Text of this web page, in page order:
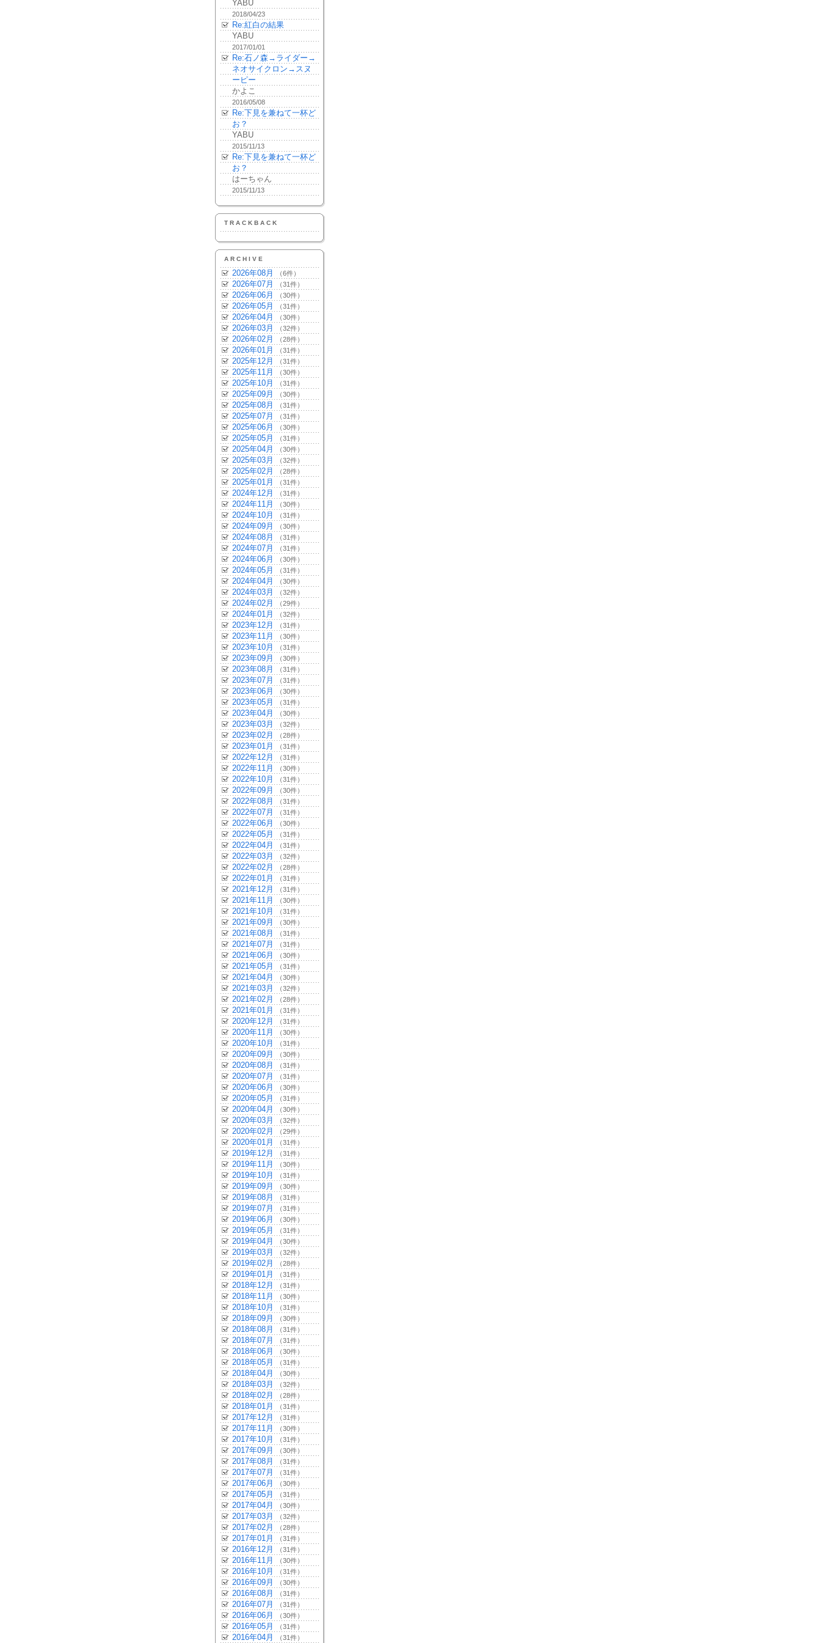
YABU
2018/04/23
Re:紅白の結果
YABU
2017/01/01
Re:石ノ森→ライダー→
ネオサイクロン→スヌ
ーピー
かよこ
2016/05/08
Re:下見を兼ねて一杯ど
お？
YABU
2015/11/13
Re:下見を兼ねて一杯ど
お？
はーちゃん
2015/11/13
TRACKBACK
ARCHIVE
2026年08月 （6件）
2026年07月 （31件）
2026年06月 （30件）
2026年05月 （31件）
2026年04月 （30件）
2026年03月 （32件）
2026年02月 （28件）
2026年01月 （31件）
2025年12月 （31件）
2025年11月 （30件）
2025年10月 （31件）
2025年09月 （30件）
2025年08月 （31件）
2025年07月 （31件）
2025年06月 （30件）
2025年05月 （31件）
2025年04月 （30件）
2025年03月 （32件）
2025年02月 （28件）
2025年01月 （31件）
2024年12月 （31件）
2024年11月 （30件）
2024年10月 （31件）
2024年09月 （30件）
2024年08月 （31件）
2024年07月 （31件）
2024年06月 （30件）
2024年05月 （31件）
2024年04月 （30件）
2024年03月 （32件）
2024年02月 （29件）
2024年01月 （32件）
2023年12月 （31件）
2023年11月 （30件）
2023年10月 （31件）
2023年09月 （30件）
2023年08月 （31件）
2023年07月 （31件）
2023年06月 （30件）
2023年05月 （31件）
2023年04月 （30件）
2023年03月 （32件）
2023年02月 （28件）
2023年01月 （31件）
2022年12月 （31件）
2022年11月 （30件）
2022年10月 （31件）
2022年09月 （30件）
2022年08月 （31件）
2022年07月 （31件）
2022年06月 （30件）
2022年05月 （31件）
2022年04月 （31件）
2022年03月 （32件）
2022年02月 （28件）
2022年01月 （31件）
2021年12月 （31件）
2021年11月 （30件）
2021年10月 （31件）
2021年09月 （30件）
2021年08月 （31件）
2021年07月 （31件）
2021年06月 （30件）
2021年05月 （31件）
2021年04月 （30件）
2021年03月 （32件）
2021年02月 （28件）
2021年01月 （31件）
2020年12月 （31件）
2020年11月 （30件）
2020年10月 （31件）
2020年09月 （30件）
2020年08月 （31件）
2020年07月 （31件）
2020年06月 （30件）
2020年05月 （31件）
2020年04月 （30件）
2020年03月 （32件）
2020年02月 （29件）
2020年01月 （31件）
2019年12月 （31件）
2019年11月 （30件）
2019年10月 （31件）
2019年09月 （30件）
2019年08月 （31件）
2019年07月 （31件）
2019年06月 （30件）
2019年05月 （31件）
2019年04月 （30件）
2019年03月 （32件）
2019年02月 （28件）
2019年01月 （31件）
2018年12月 （31件）
2018年11月 （30件）
2018年10月 （31件）
2018年09月 （30件）
2018年08月 （31件）
2018年07月 （31件）
2018年06月 （30件）
2018年05月 （31件）
2018年04月 （30件）
2018年03月 （32件）
2018年02月 （28件）
2018年01月 （31件）
2017年12月 （31件）
2017年11月 （30件）
2017年10月 （31件）
2017年09月 （30件）
2017年08月 （31件）
2017年07月 （31件）
2017年06月 （30件）
2017年05月 （31件）
2017年04月 （30件）
2017年03月 （32件）
2017年02月 （28件）
2017年01月 （31件）
2016年12月 （31件）
2016年11月 （30件）
2016年10月 （31件）
2016年09月 （30件）
2016年08月 （31件）
2016年07月 （31件）
2016年06月 （30件）
2016年05月 （31件）
2016年04月 （31件）